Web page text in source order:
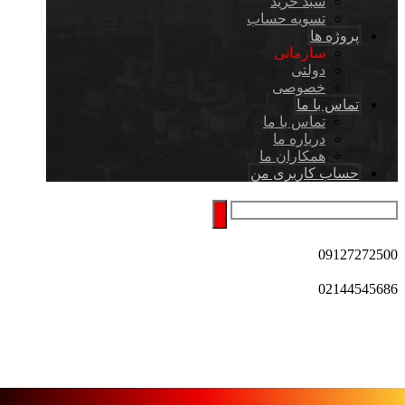
تسویه حساب
پروژه ها
سازمانی
دولتی
خصوصی
تماس با ما
تماس با ما
درباره ما
همکاران ما
حساب کاربری من
09127272500
02144545686